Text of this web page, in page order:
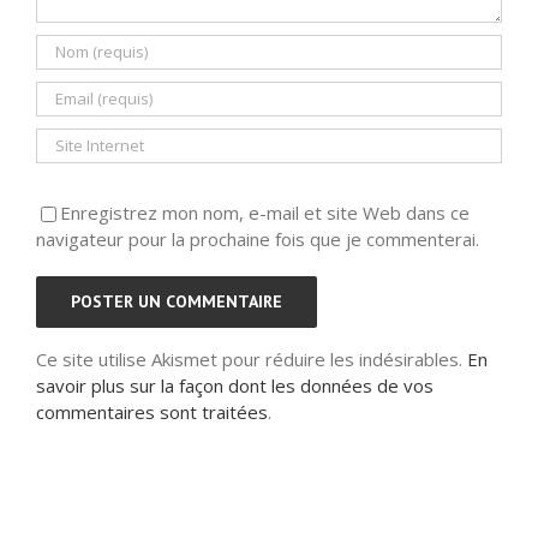
Enregistrez mon nom, e-mail et site Web dans ce
navigateur pour la prochaine fois que je commenterai.
Ce site utilise Akismet pour réduire les indésirables. En
savoir plus sur la façon dont les données de vos
commentaires sont traitées.